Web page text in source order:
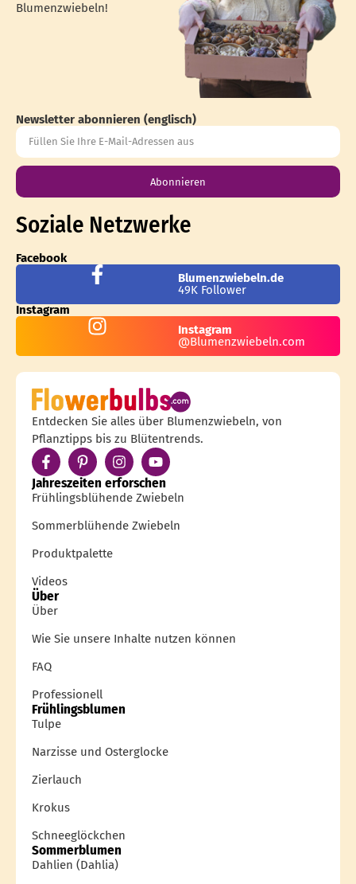
Blumenzwiebeln!
Newsletter abonnieren (englisch)
Abonnieren
Soziale Netzwerke
Facebook
Blumenzwiebeln.de
49K Follower
Instagram
Instagram
@Blumenzwiebeln.com
Entdecken Sie alles über Blumenzwiebeln, von
Pflanztipps bis zu Blütentrends.
Jahreszeiten erforschen
Frühlingsblühende Zwiebeln
Sommerblühende Zwiebeln
Produktpalette
Videos
Über
Über
Wie Sie unsere Inhalte nutzen können
FAQ
Professionell
Frühlingsblumen
Tulpe
Narzisse und Osterglocke
Zierlauch
Krokus
Schneeglöckchen
Sommerblumen
Dahlien (Dahlia)